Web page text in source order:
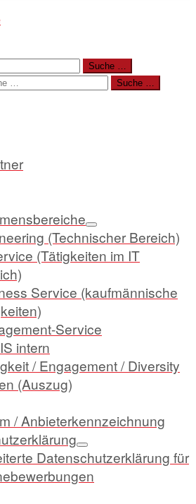
Suche …
Suche …
(Technischer Bereich)
(Tätigkeiten im IT
Service (kaufmännische
Service
intern
/ Engagement / Diversity
(Auszug)
/ Anbieterkennzeichnung
Datenschutzerklärung für